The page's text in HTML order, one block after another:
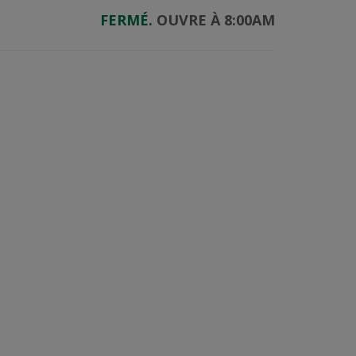
FERMÉ. OUVRE À 8:00AM